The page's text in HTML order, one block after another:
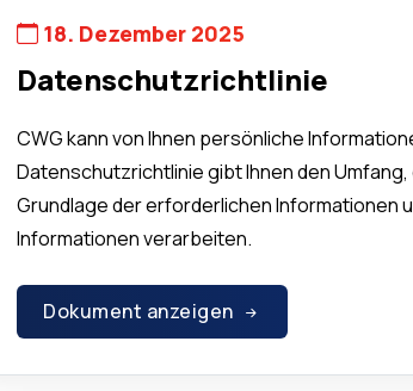
18. Dezember 2025
Datenschutzrichtlinie
CWG kann von Ihnen persönliche
Datenschutzrichtlinie gibt Ihnen den
Grundlage der erforderlichen Informationen
Informationen verarbeiten.
Dokument anzeigen